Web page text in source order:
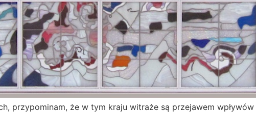
przypominam, że w tym kraju witraże są przejawem